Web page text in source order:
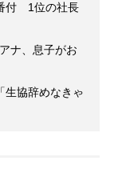
付 1位の社長
ナ、息子がお
生協辞めなきゃ